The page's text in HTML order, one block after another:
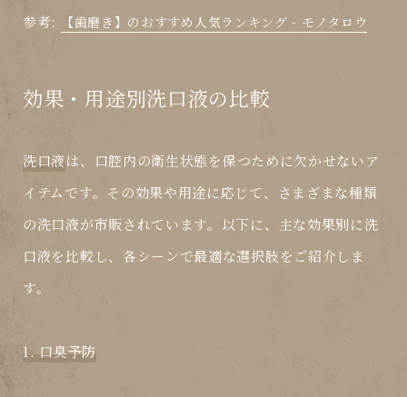
参考: 【歯磨き】のおすすめ人気ランキング - モノタロウ
効果・用途別洗口液の比較
洗口液は、口腔内の衛生状態を保つために欠かせないア
イテムです。その効果や用途に応じて、さまざまな種類
の洗口液が市販されています。以下に、主な効果別に洗
口液を比較し、各シーンで最適な選択肢をご紹介しま
す。
1. 口臭予防